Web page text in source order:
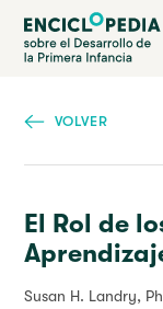
Pasar
contenido
Enciclopedia
VOLVER
El Rol de
Susan H. Landry,